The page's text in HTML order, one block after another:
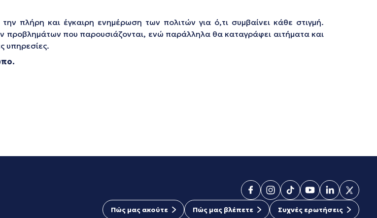
πλήρη και έγκαιρη ενημέρωση των πολιτών για ό,τι συμβαίνει κάθε στιγμή.
προβλημάτων που παρουσιάζονται, ενώ παράλληλα θα καταγράφει αιτήματα και
υπηρεσίες.
Πώς μας ακούτε Πώς μας βλέπετε Συχνές ερωτήσεις